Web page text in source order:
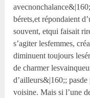
bérets,et répondaient
souvent, etqui faisait
s’agiter lesfemmes,
diminuent toujours
de charmer
d’ailleurs&|160;; pasde
voisine. Mais si l’une